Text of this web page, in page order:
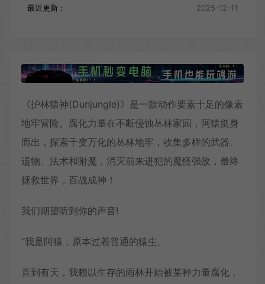
最近更新： 2025-12-11
《护林猿神(Dunjungle)》是一款动作要素十足的像素
地牢冒险。腐化力量在不断侵蚀丛林家园，阿猿挺身
而出，探索千变万化的丛林地牢，收集多样的武器、
遗物、法术和附魔，消灭前来进犯的魔怪强敌，最终
拯救世界，百战成神！
我们期望听到你的声音!
“我是阿猿，原本过着普通的猿生。
直到有天，我赖以生存的雨林开始被某种力量腐化，